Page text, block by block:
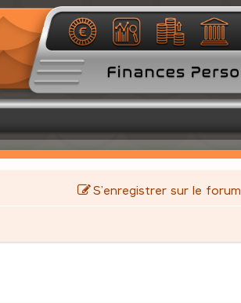
S’enregistrer sur le forum